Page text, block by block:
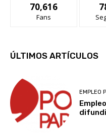
70,616
Fans
ÚLTIMOS ARTÍCULOS
EMPLEO